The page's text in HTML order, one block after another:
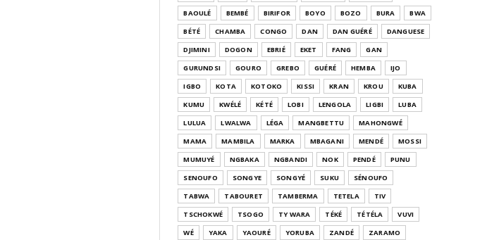
BAOULÉ
BEMBÉ BIRIFOR BOYO BOZO BURA
BWA
BÉTÉ
CHAMBA CONGO DAN DAN GUÉRÉ
DANGUESE
DJIMINI
DOGON EBRIÉ EKET FANG
GAN
GURUNDSI
GOURO GREBO GUÉRÉ HEMBA
IJO
IGBO
KOTA KOTOKO KISSI KRAN KROU
KUBA
KUMU
KWÉLÉ KÉTÉ LOBI LENGOLA LIGBI
LUBA
LULUA
LWALWA LÉGA MANGBETTU
MAHONGWÉ
MAMA
MAMBILA MARKA MBAGANI MENDÉ
MOSSI
MUMUYÉ
NGBAKA NGBANDI NOK PENDÉ
PUNU
SENOUFO
SONGYE SONGYÉ SUKU
SÉNOUFO
TABWA
TABOURET TAMBERMA TETELA
TIV
TSCHOKWÉ
TSOGO TY WARA TÉKÉ TÉTÉLA
VUVI
WÉ
YAKA YAOURÉ YORUBA ZANDÉ
ZARAMO